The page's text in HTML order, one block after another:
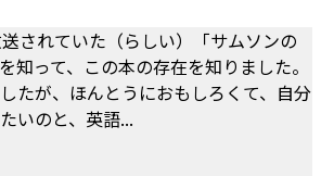
されていた（らしい）「サムソンの
知って、この本の存在を知りました。
たが、ほんとうにおもしろくて、自分
いのと、英語...